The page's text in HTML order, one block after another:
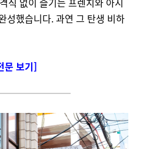
성했습니다. 과연 그 탄생 비하
문 보기]